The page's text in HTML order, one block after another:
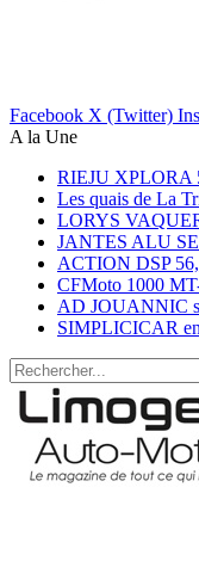
Facebook X (Twitter)
A la Une
RIEJU XPLORA
Les quais de La
LORYS
JANTES ALU
ACTION DSP 56,
CFMoto 1000
AD JOUANNIC
SIMPLICICAR